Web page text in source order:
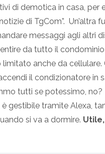
di demotica in casa, per
di TgCom”. Un’altra
messaggi agli altri
da tutto il
anche da
il condizionatore in
tutti se potessimo,
gestibile tramite Alexa,
si va a dormire.